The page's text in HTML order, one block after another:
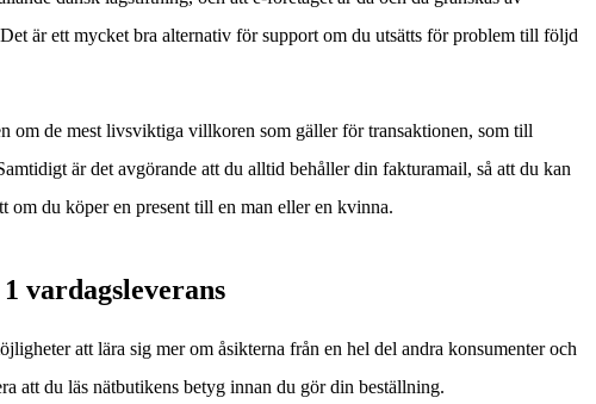
är ett mycket bra alternativ för support om du utsätts för problem till följd
om de mest livsviktiga villkoren som gäller för transaktionen, som till
är det avgörande att du alltid behåller din fakturamail, så att du kan
om du köper en present till en man eller en kvinna.
vardagsleverans
att lära sig mer om åsikterna från en hel del andra konsumenter och
att du läs nätbutikens betyg innan du gör din beställning.